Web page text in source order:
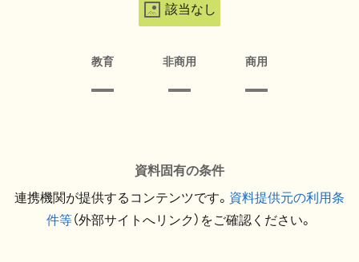
該当なし
教育 非商用 商用
資料固有の条件
連携機関が提供するコンテンツです。 資料提供元の利用条
件等（外部サイトへリンク）をご確認ください。